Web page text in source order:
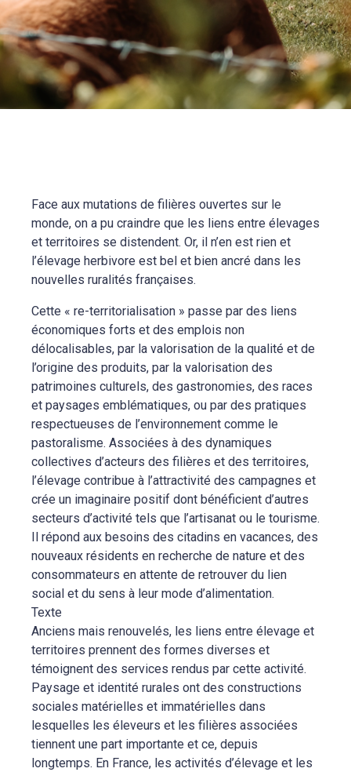
Face aux mutations de filières ouvertes sur le
monde, on a pu craindre que les liens entre élevages
et territoires se distendent. Or, il n’en est rien et
l’élevage herbivore est bel et bien ancré dans les
nouvelles ruralités françaises.
Cette « re-territorialisation » passe par des liens
économiques forts et des emplois non
délocalisables, par la valorisation de la qualité et de
l’origine des produits, par la valorisation des
patrimoines culturels, des gastronomies, des races
et paysages emblématiques, ou par des pratiques
respectueuses de l’environnement comme le
pastoralisme. Associées à des dynamiques
collectives d’acteurs des filières et des territoires,
l’élevage contribue à l’attractivité des campagnes et
crée un imaginaire positif dont bénéficient d’autres
secteurs d’activité tels que l’artisanat ou le tourisme.
Il répond aux besoins des citadins en vacances, des
nouveaux résidents en recherche de nature et des
consommateurs en attente de retrouver du lien
social et du sens à leur mode d’alimentation.
Texte
Anciens mais renouvelés, les liens entre élevage et
territoires prennent des formes diverses et
témoignent des services rendus par cette activité.
Paysage et identité rurales ont des constructions
sociales matérielles et immatérielles dans
lesquelles les éleveurs et les filières associées
tiennent une part importante et ce, depuis
longtemps. En France, les activités d’élevage et les